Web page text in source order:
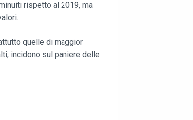
rispetto al 2019, ma
quelle di maggior
incidono sul paniere delle